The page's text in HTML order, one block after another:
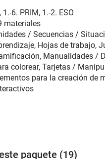
, 1.-6. PRIM, 1.-2. ESO
materiales
/ Secuencias /
Hojas de trabajo,
Manualidades /
colorear, Tarjetas /
para la creación de
paquete (19)